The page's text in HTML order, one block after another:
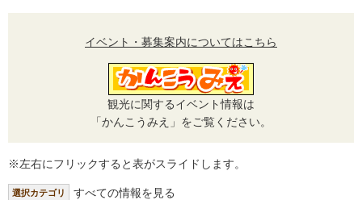
イベント・募集案内についてはこちら
観光に関するイベント情報は
「かんこうみえ」をご覧ください。
※左右にフリックすると表がスライドします。
選択カテゴリ すべての情報を見る